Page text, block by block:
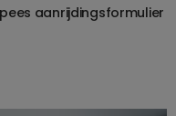
aanrijdingsformulier